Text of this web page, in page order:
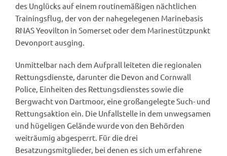
des Unglücks auf einem routinemäßigen nächtlichen
Trainingsflug, der von der nahegelegenen Marinebasis
RNAS Yeovilton in Somerset oder dem Marinestützpunkt
Devonport ausging.
Unmittelbar nach dem Aufprall leiteten die regionalen
Rettungsdienste, darunter die Devon and Cornwall
Police, Einheiten des Rettungsdienstes sowie die
Bergwacht von Dartmoor, eine großangelegte Such- und
Rettungsaktion ein. Die Unfallstelle in dem unwegsamen
und hügeligen Gelände wurde von den Behörden
weiträumig abgesperrt. Für die drei
Besatzungsmitglieder, bei denen es sich um erfahrene